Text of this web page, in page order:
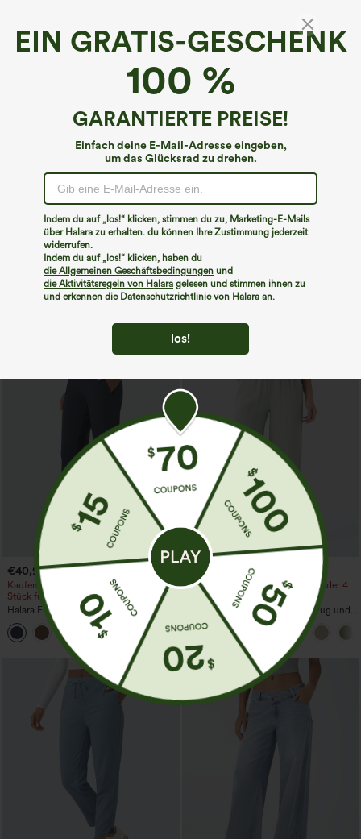
EIN GRATIS-GESCHENK
100 %
GARANTIERTE PREISE!
Einfach deine E-Mail-Adresse eingeben,
um das Glücksrad zu drehen.
Indem du auf „los!“ klicken, stimmen du zu, Marketing-E-Mails
über Halara zu erhalten. du können Ihre Zustimmung jederzeit
widerrufen.
Indem du auf „los!“ klicken, haben du
die Allgemeinen Geschäftsbedingungen und
die Aktivitätsregeln von Halara gelesen und stimmen ihnen zu
und erkennen die Datenschutzrichtlinie von Halara an.
los!
€44,95 EUR €49,95 EUR
Kaufen Sie 2 Stück für 61,54 € oder 4
Stück für 123,08 €.
Lässige Jeans mit mittlerer Bundhöhe,
Kordelzug und Taschen
Kaufe 2, erhalte 1 gratis
Halara Flex™ Dehnbare Stoffhose mit
hohem Bund und Seitentasche hinten
€40,95 EUR
Kaufen Sie 2 Stück für 61,54 € oder 4
Stück für 123,08 €.
Halara Flex™ DayStretch Hose mit
mittlerer Bundhöhe, seitlicher
Reißverschlusstasche und
Work‑Flare‑Schnitt
+12
€31,95 EUR
€35,95 EUR
Kaufen Sie 2 Stück für 52,62 € oder 4
Stück für 105,24 €.
Hochtaillierte Hose mit Kordelzug und
Taschen, weitem Bein, lässig und locker
in Leinenoptik